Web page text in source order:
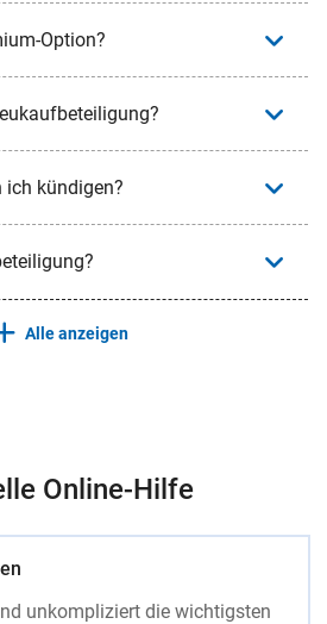
Option?
ich kündigen?
Alle anzeigen
Online-Hilfe
unkompliziert die wichtigsten